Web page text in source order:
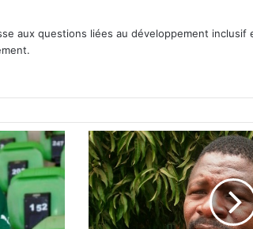
aux questions liées au développement inclusif
B
u
r
k
i
n